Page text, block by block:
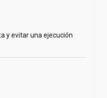
y evitar una ejecución